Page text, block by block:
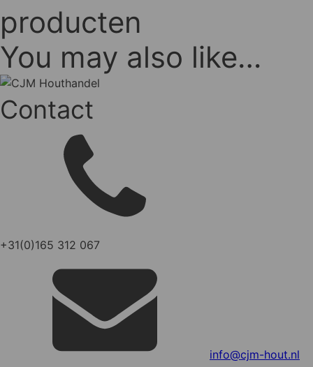
producten
You may also like…
Contact
+31(0)165 312 067
info@cjm-hout.nl